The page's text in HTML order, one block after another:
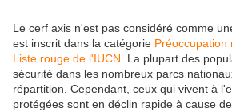
Le cerf axis n'est pas considéré comme
est inscrit dans la catégorie Préoccupation
Liste rouge de l'IUCN.
La plupart des
sécurité dans les nombreux parcs
répartition. Cependant, ceux qui vivent à
protégées sont en déclin rapide à cause